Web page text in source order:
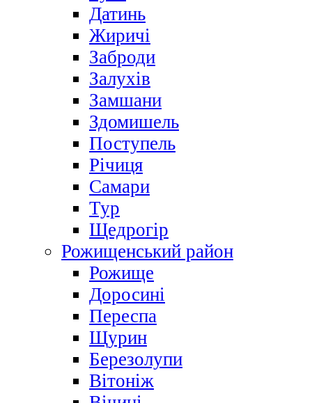
Датинь
Жиричі
Заброди
Залухів
Замшани
Здомишель
Поступель
Річиця
Самари
Тур
Щедрогір
Рожищенський район
Рожище
Доросині
Переспа
Щурин
Березолупи
Вітоніж